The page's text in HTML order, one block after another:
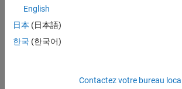
d'offre
corresponde
à vos
English
日本 (日本語)
한국 (한국어)
Contactez votre bureau local